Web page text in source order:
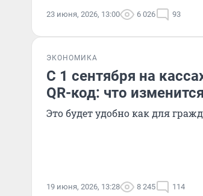
23 июня, 2026, 13:00 6 026 93
ЭКОНОМИКА
С 1 сентября на
QR-код: что
Это будет удобно как для
19 июня, 2026, 13:28 8 245 114